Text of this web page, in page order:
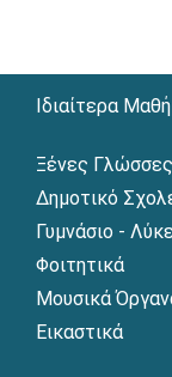
Ιδιαίτερα
Ξένες Γλώσσες
Δημοτικό
Γυμνάσιο -
Φοιτητικά
Μουσικά
Εικαστικά